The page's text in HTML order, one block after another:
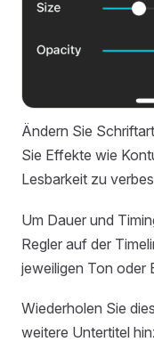
Ändern Sie
Sie Effekte wie
Lesbarkeit zu
Um Dauer und
Regler auf der
jeweiligen Ton oder
Wiederholen Sie
weitere Untertitel